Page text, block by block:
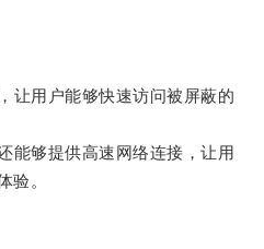
用户能够快速访问被屏蔽的
够提供高速网络连接，让用
验。